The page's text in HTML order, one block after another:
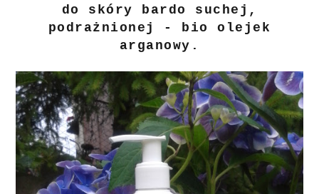
do skóry bardo suchej,
podrażnionej - bio olejek
arganowy.